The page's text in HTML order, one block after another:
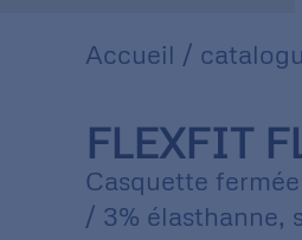
Accueil /
FLEXFIT
Casquette
/ 3% élasthanne,